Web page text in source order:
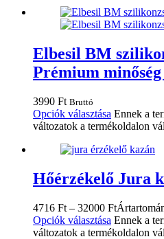
Elbesil BM
Prémium minőség
3990 Ft Bruttó
Opciók választása Ennek a
változatok a termékoldalon
Hőérzékelő Jura
4716 Ft – 32000 Ft
Opciók választása Ennek a
változatok a termékoldalon